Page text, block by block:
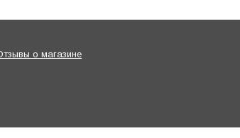
о магазине